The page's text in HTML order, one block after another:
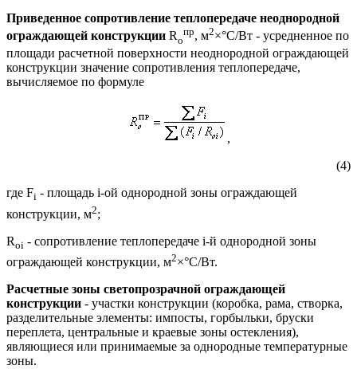
Приведенное сопротивление теплопередаче неоднородной
ограждающей конструкции Ro
пр, м2×°С/Вт - усредненное по
площади расчетной поверхности неоднородной ограждающей
конструкции значение сопротивления теплопередаче,
вычисляемое по формуле
,
(4)
где Fi - площадь i-ой однородной зоны ограждающей
конструкции, м2;
Roi - сопротивление теплопередаче i-й однородной зоны
ограждающей конструкции, м2×°С/Вт.
Расчетные зоны светопрозрачной ограждающей
конструкции - участки конструкции (коробка, рама, створка,
разделительные элементы: импосты, горбыльки, бруски
переплета, центральные и краевые зоны остекления),
являющиеся или принимаемые за однородные температурные
зоны.